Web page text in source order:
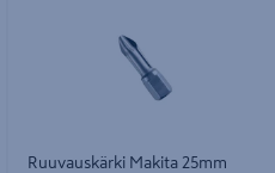
Ruuvauskärki Makita 25mm